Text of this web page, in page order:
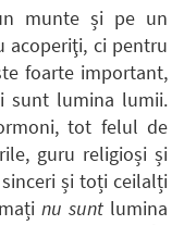
munte și pe un
acoperiţi, ci pentru
foarte important,
sunt lumina lumii.
tot felul de
guru religioși și
și toți ceilalți
nu suntlumina